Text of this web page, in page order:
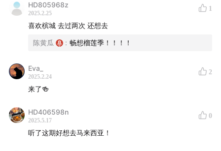
混杂、融合、多元视角的私人旅行指南。
首更三期，之后每两周更新一期，更新结束后听众还将获
得一份《掺掺槟城》散步小书PDF 。目前正在小宇宙早鸟
目主页下方的横幅跳转购买收听，谢谢你的支持！
13:05 9 : 00 吉灵万山巴刹
HD805968z
2025.2.25
1
喜欢槟城 去过两次 还想去
陈黄瓜 : 畅想榴莲季！！！！
Eva_
2025.2.24
2
来了🍻
HD406598n
2025.5.17
0
听了这期好想去马来西亚！